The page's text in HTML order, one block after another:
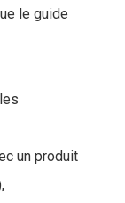
le guide
un produit